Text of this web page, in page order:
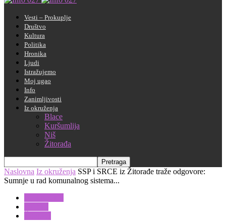
Vesti – Prokuplje
Društvo
Kultura
Politika
Hronika
Ljudi
Istražujemo
Moj ugao
Info
Zanimljivosti
Iz okruženja
Blace
Kuršumlija
Niš
Žitorađa
Naslovna Iz okruženja SSP i SRCE iz Žitorađe traže odgovore:
Sumnje u rad komunalnog sistema...